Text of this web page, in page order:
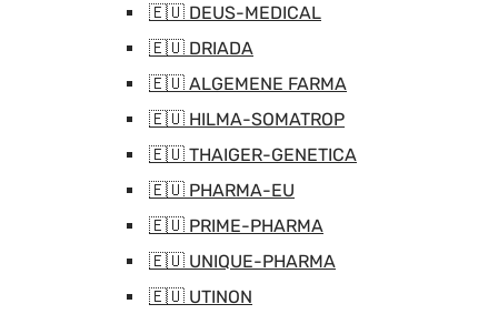
🇪🇺 DEUS-MEDICAL
🇪🇺 DRIADA
🇪🇺 ALGEMENE FARMA
🇪🇺 HILMA-SOMATROP
🇪🇺 THAIGER-GENETICA
🇪🇺 PHARMA-EU
🇪🇺 PRIME-PHARMA
🇪🇺 UNIQUE-PHARMA
🇪🇺 UTINON